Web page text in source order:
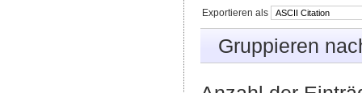
Exportieren als
Gruppieren